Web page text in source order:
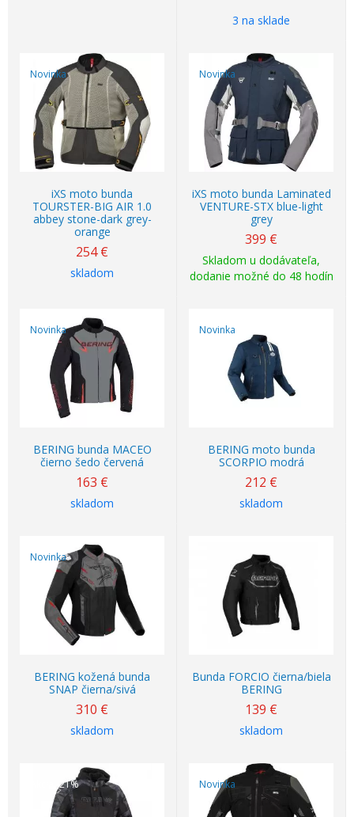
3 na sklade
Novinka
iXS moto bunda
TOURSTER-BIG AIR 1.0
abbey stone-dark grey-
orange
254 €
skladom
Novinka
iXS moto bunda Laminated
VENTURE-STX blue-light
grey
399 €
Skladom u dodávateľa,
dodanie možné do 48 hodín
Novinka
BERING bunda MACEO
čierno šedo červená
163 €
skladom
Novinka
BERING moto bunda
SCORPIO modrá
212 €
skladom
Novinka
BERING kožená bunda
SNAP čierna/sivá
310 €
skladom
Bunda FORCIO čierna/biela
BERING
139 €
skladom
-21% Novinka